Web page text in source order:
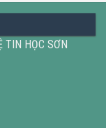
TIN HỌC SƠN